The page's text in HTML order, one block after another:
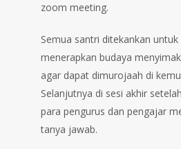
zoom meeting.
Semua santri ditekankan
menerapkan budaya
agar dapat dimurojaah di
Selanjutnya di sesi akhir
para pengurus dan pengajar
tanya jawab.